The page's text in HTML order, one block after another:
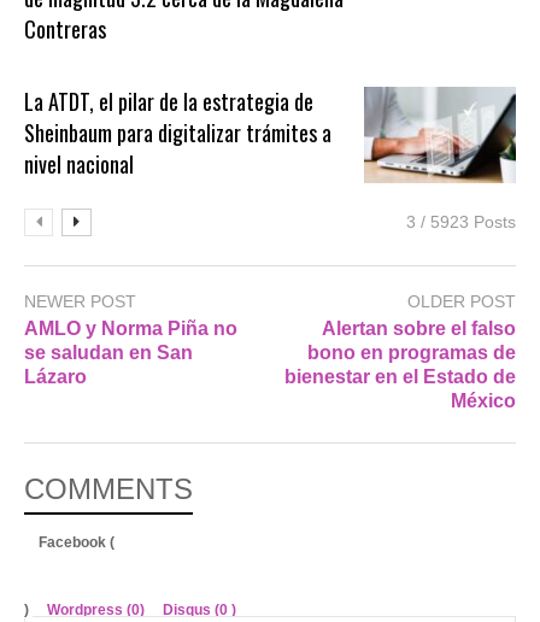
Contreras
La ATDT, el pilar de la estrategia de
Sheinbaum para digitalizar trámites a
nivel nacional
3 / 5923 Posts
NEWER POST
AMLO y Norma Piña no
se saludan en San
Lázaro
OLDER POST
Alertan sobre el falso
bono en programas de
bienestar en el Estado de
México
COMMENTS
Facebook (
) Wordpress (0) Disqus (0 )